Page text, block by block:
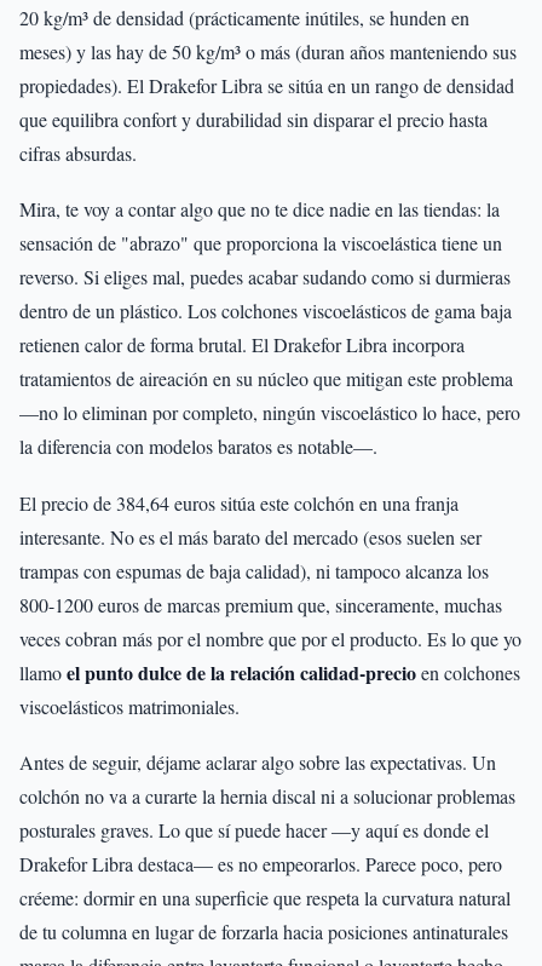
20 kg/m³ de densidad (prácticamente inútiles, se hunden en
meses) y las hay de 50 kg/m³ o más (duran años manteniendo sus
propiedades). El Drakefor Libra se sitúa en un rango de densidad
que equilibra confort y durabilidad sin disparar el precio hasta
cifras absurdas.
Mira, te voy a contar algo que no te dice nadie en las tiendas: la
sensación de "abrazo" que proporciona la viscoelástica tiene un
reverso. Si eliges mal, puedes acabar sudando como si durmieras
dentro de un plástico. Los colchones viscoelásticos de gama baja
retienen calor de forma brutal. El Drakefor Libra incorpora
tratamientos de aireación en su núcleo que mitigan este problema
—no lo eliminan por completo, ningún viscoelástico lo hace, pero
la diferencia con modelos baratos es notable—.
El precio de 384,64 euros sitúa este colchón en una franja
interesante. No es el más barato del mercado (esos suelen ser
trampas con espumas de baja calidad), ni tampoco alcanza los
800-1200 euros de marcas premium que, sinceramente, muchas
veces cobran más por el nombre que por el producto. Es lo que yo
llamoel punto dulce de la relación calidad-precioen colchones
viscoelásticos matrimoniales.
Antes de seguir, déjame aclarar algo sobre las expectativas. Un
colchón no va a curarte la hernia discal ni a solucionar problemas
posturales graves. Lo que sí puede hacer —y aquí es donde el
Drakefor Libra destaca— es no empeorarlos. Parece poco, pero
créeme: dormir en una superficie que respeta la curvatura natural
de tu columna en lugar de forzarla hacia posiciones antinaturales